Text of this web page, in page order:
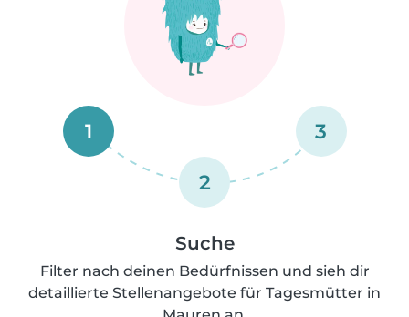
1
2
3
Suche
Filter nach deinen Bedürfnissen und sieh dir
detaillierte Stellenangebote für Tagesmütter in